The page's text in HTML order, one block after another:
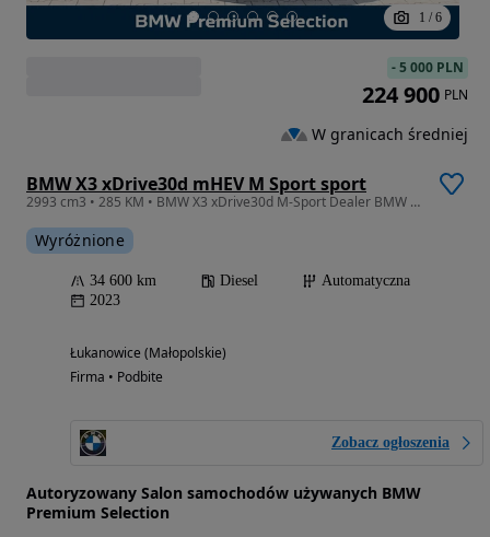
1 / 6
BMW X3 xDrive30d mHEV M Sport sport
2993 cm3 • 285 KM • BMW X3 xDrive30d M-Sport Dealer BMW M-Cars
Wyróżnione
34 600 km Diesel
Automatyczna
2023
Łukanowice (Małopolskie)
Firma • Podbite
Zobacz ogłoszenia
Autoryzowany Salon samochodów używanych BMW
Premium Selection
-5 000 PLN
224 900 PLN
W granicach średniej